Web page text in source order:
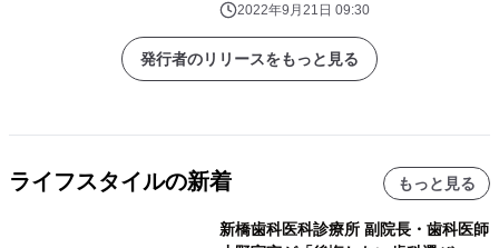
2022年9月21日 09:30
発行者のリリースをもっと見る
ライフスタイルの新着 もっと見る
新橋歯科医科診療所 副院長・歯科医師